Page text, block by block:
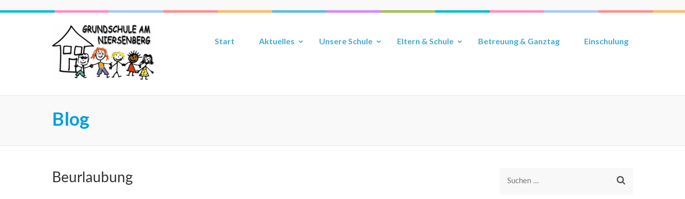
Start Aktuelles Unsere Schule Eltern & Schule Betreuung & Ganztag Einschulung
Blog
Beurlaubung